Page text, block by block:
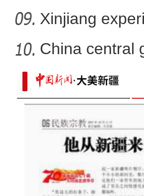
新
Xinjiang
developm
China central
than